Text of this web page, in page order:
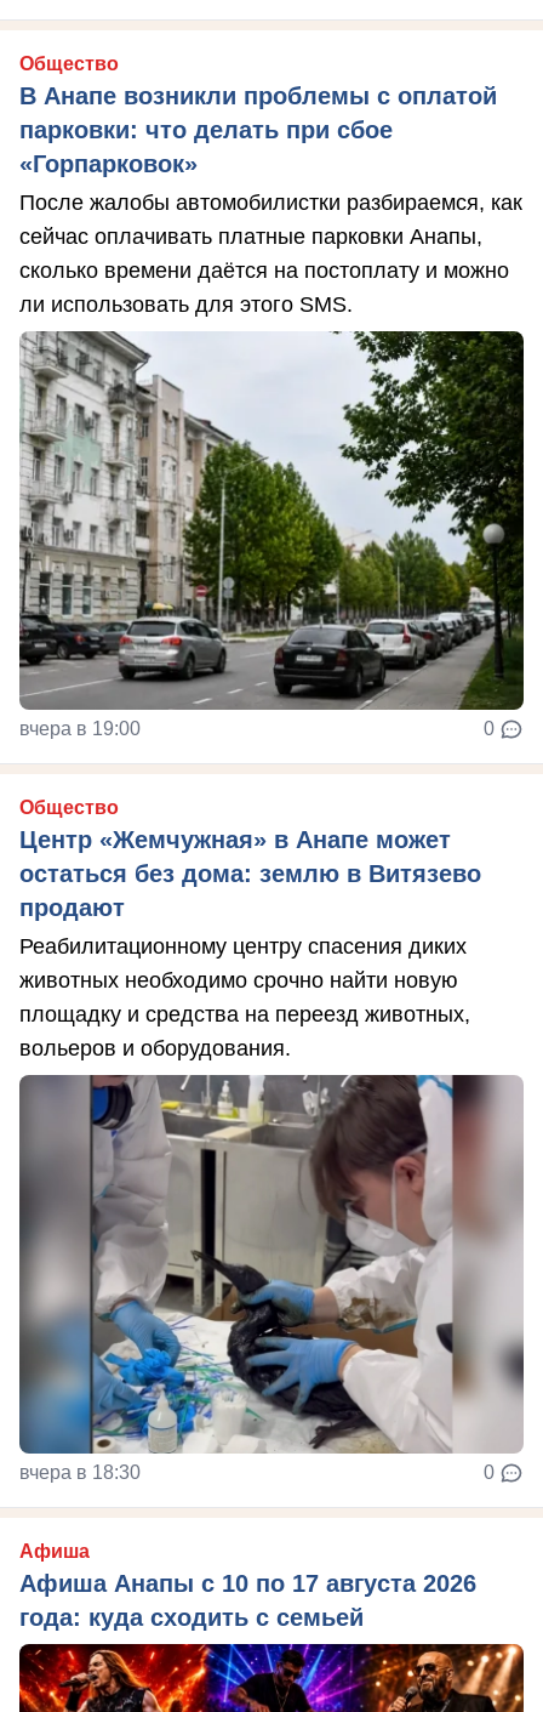
Общество
В Анапе возникли проблемы с оплатой
парковки: что делать при сбое
«Горпарковок»
После жалобы автомобилистки разбираемся, как
сейчас оплачивать платные парковки Анапы,
сколько времени даётся на постоплату и можно
ли использовать для этого SMS.
вчера в 19:00 0
Общество
Центр «Жемчужная» в Анапе может
остаться без дома: землю в Витязево
продают
Реабилитационному центру спасения диких
животных необходимо срочно найти новую
площадку и средства на переезд животных,
вольеров и оборудования.
вчера в 18:30 0
Афиша
Афиша Анапы с 10 по 17 августа 2026
года: куда сходить с семьей